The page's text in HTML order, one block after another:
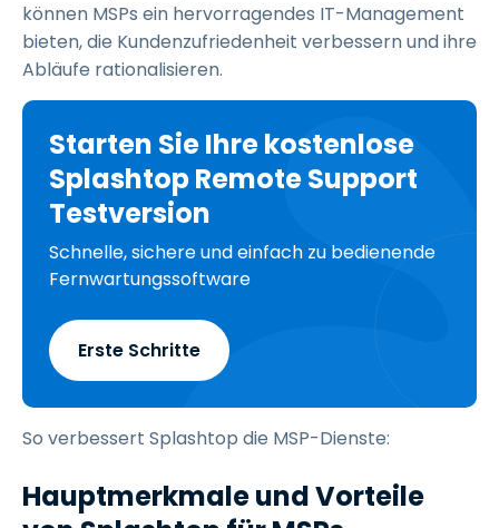
können MSPs ein hervorragendes IT-Management
bieten, die Kundenzufriedenheit verbessern und ihre
Abläufe rationalisieren.
Starten Sie Ihre kostenlose
Splashtop Remote Support
Testversion
Schnelle, sichere und einfach zu bedienende
Fernwartungssoftware
Erste Schritte
So verbessert Splashtop die MSP-Dienste:
Hauptmerkmale und Vorteile